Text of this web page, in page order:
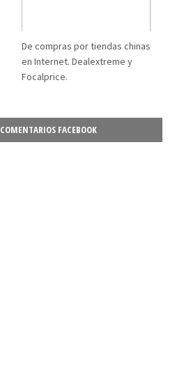
De compras por tiendas chinas
en Internet. Dealextreme y
Focalprice.
COMENTARIOS FACEBOOK